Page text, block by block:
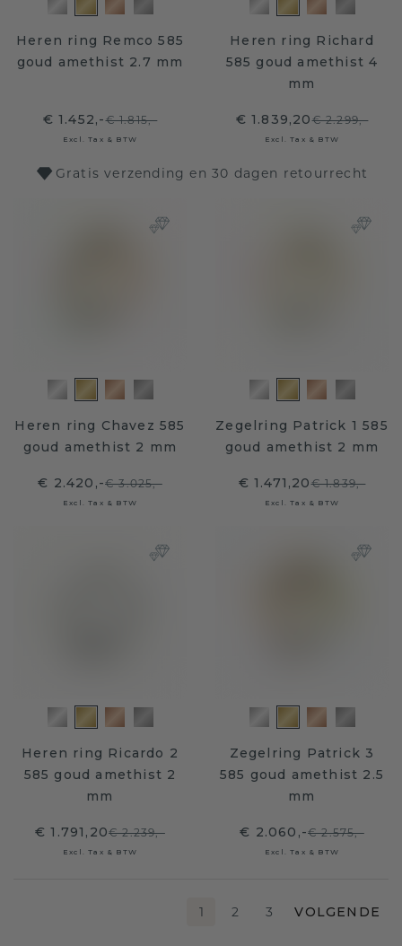
Heren ring Remco 585
goud amethist 2.7 mm
€ 1.452,-€ 1.815,-
Excl. Tax & BTW
Heren ring Richard
585 goud amethist 4
mm
€ 1.839,20€ 2.299,-
Excl. Tax & BTW
Gratis verzending en 30 dagen retourrecht
Heren ring Chavez 585
goud amethist 2 mm
€ 2.420,-€ 3.025,-
Excl. Tax & BTW
Zegelring Patrick 1 585
goud amethist 2 mm
€ 1.471,20€ 1.839,-
Excl. Tax & BTW
Heren ring Ricardo 2
585 goud amethist 2
mm
€ 1.791,20€ 2.239,-
Excl. Tax & BTW
Zegelring Patrick 3
585 goud amethist 2.5
mm
€ 2.060,-€ 2.575,-
Excl. Tax & BTW
1 2 3 VOLGENDE